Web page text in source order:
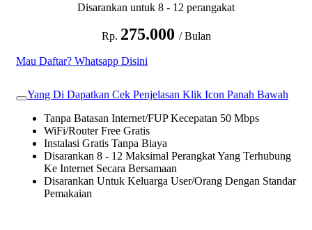
Disarankan untuk 8 - 12 perangakat
Rp. 275.000 / Bulan
Mau Daftar? Whatsapp Disini
Yang Di Dapatkan Cek Penjelasan Klik Icon Panah Bawah
Tanpa Batasan Internet/FUP Kecepatan 50 Mbps
WiFi/Router Free Gratis
Instalasi Gratis Tanpa Biaya
Disarankan 8 - 12 Maksimal Perangkat Yang Terhubung
Ke Internet Secara Bersamaan
Disarankan Untuk Keluarga User/Orang Dengan Standar
Pemakaian